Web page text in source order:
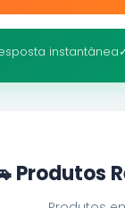
instantânea
Produtos